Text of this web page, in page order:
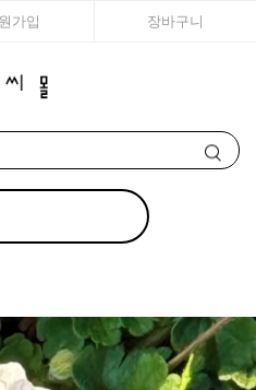
가입 장바구니